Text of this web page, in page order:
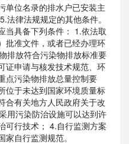
单位名录的排水户已安装主
律法规规定的其他条件。
当具备下列条件： 1.依法取
批准文件，或者已经办理环
排放符合污染物排放标准要
证申请与核发技术规范、环
点污染物排放总量控制要
位于未达到国家环境质量标
合有关地方人民政府关于改
用污染防治设施可以达到许
可行技术； 4.自行监测方案
自行监测规范。